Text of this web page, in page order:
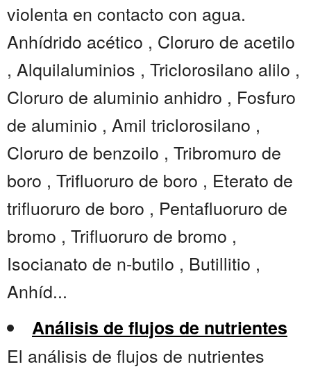
violenta en contacto con agua.
Anhídrido acético , Cloruro de acetilo
, Alquilaluminios , Triclorosilano alilo ,
Cloruro de aluminio anhidro , Fosfuro
de aluminio , Amil triclorosilano ,
Cloruro de benzoilo , Tribromuro de
boro , Trifluoruro de boro , Eterato de
trifluoruro de boro , Pentafluoruro de
bromo , Trifluoruro de bromo ,
Isocianato de n-butilo , Butillitio ,
Anhíd...
Análisis de flujos de nutrientes
El análisis de flujos de nutrientes